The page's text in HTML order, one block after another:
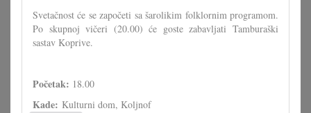
Svetačnost će se započeti sa šarolikim folklornim programom.
Po skupnoj vičeri (20.00) će goste zabavljati Tamburaški
sastav Koprive.
Početak: 18.00
Kade: Kulturni dom, Koljnof